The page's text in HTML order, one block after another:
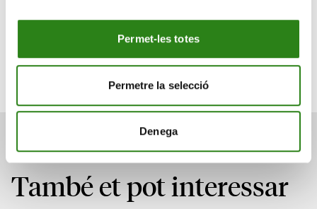
Permet-les totes
Permetre la selecció
Denega
També et pot interessar